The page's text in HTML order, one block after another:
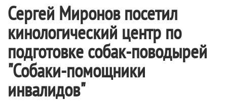
Сергей Миронов посетил
кинологический центр по
подготовке собак-поводырей
"Собаки-помощники
инвалидов"